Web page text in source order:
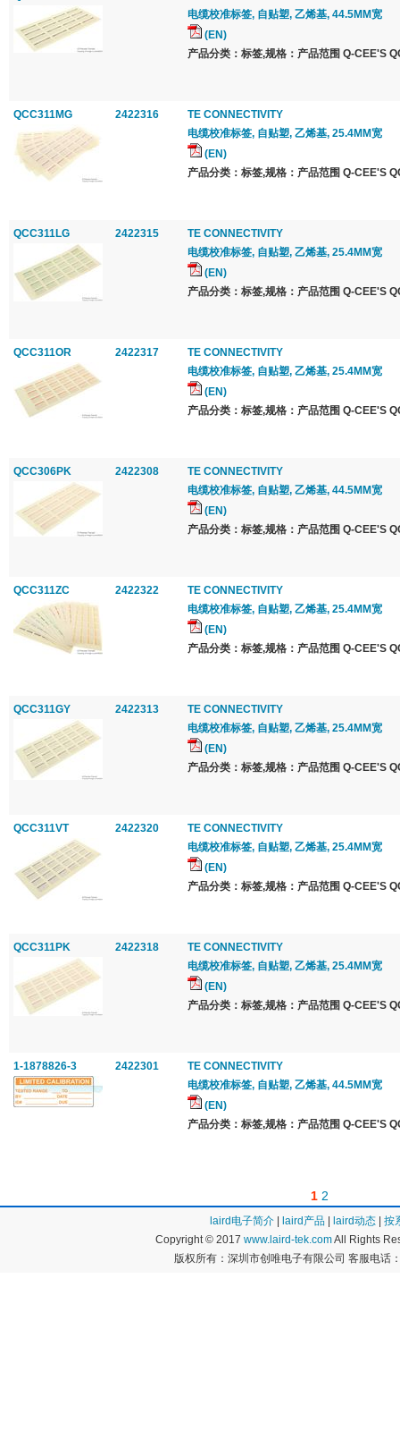
电缆校准标签, 自贴塑, 乙烯基, 44.5MM宽
(EN)
产品分类：标签,规格：产品范围 Q-CEE'S
QCC311MG 2422316
TE CONNECTIVITY
电缆校准标签, 自贴塑, 乙烯基, 25.4MM宽
(EN)
产品分类：标签,规格：产品范围 Q-CEE'S
QCC311LG 2422315
TE CONNECTIVITY
电缆校准标签, 自贴塑, 乙烯基, 25.4MM宽
(EN)
产品分类：标签,规格：产品范围 Q-CEE'S
QCC311OR 2422317
TE CONNECTIVITY
电缆校准标签, 自贴塑, 乙烯基, 25.4MM宽
(EN)
产品分类：标签,规格：产品范围 Q-CEE'S
QCC306PK 2422308
TE CONNECTIVITY
电缆校准标签, 自贴塑, 乙烯基, 44.5MM宽
(EN)
产品分类：标签,规格：产品范围 Q-CEE'S
QCC311ZC 2422322
TE CONNECTIVITY
电缆校准标签, 自贴塑, 乙烯基, 25.4MM宽
(EN)
产品分类：标签,规格：产品范围 Q-CEE'S
QCC311GY 2422313
TE CONNECTIVITY
电缆校准标签, 自贴塑, 乙烯基, 25.4MM宽
(EN)
产品分类：标签,规格：产品范围 Q-CEE'S
QCC311VT 2422320
TE CONNECTIVITY
电缆校准标签, 自贴塑, 乙烯基, 25.4MM宽
(EN)
产品分类：标签,规格：产品范围 Q-CEE'S
QCC311PK 2422318
TE CONNECTIVITY
电缆校准标签, 自贴塑, 乙烯基, 25.4MM宽
(EN)
产品分类：标签,规格：产品范围 Q-CEE'S
1-1878826-3 2422301
TE CONNECTIVITY
电缆校准标签, 自贴塑, 乙烯基, 44.5MM宽
(EN)
产品分类：标签,规格：产品范围 Q-CEE'S
1 2
laird电子简介 laird产品 laird动态
按
Copyright © 2017 www.laird-tek.comAll Rights
版权所有：深圳市创唯电子有限公司 客服电话